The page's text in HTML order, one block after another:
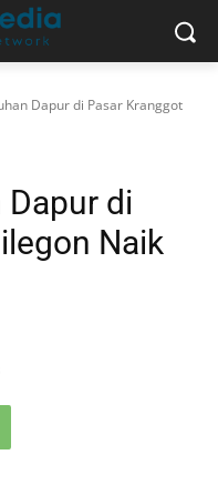
Dapur di Pasar Kranggot
di
Naik